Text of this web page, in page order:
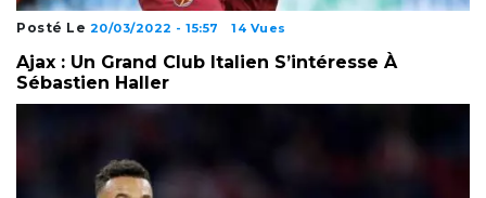
Posté Le 20/03/2022 - 15:57 14 Vues
Ajax : Un Grand Club Italien S’intéresse À
Sébastien Haller